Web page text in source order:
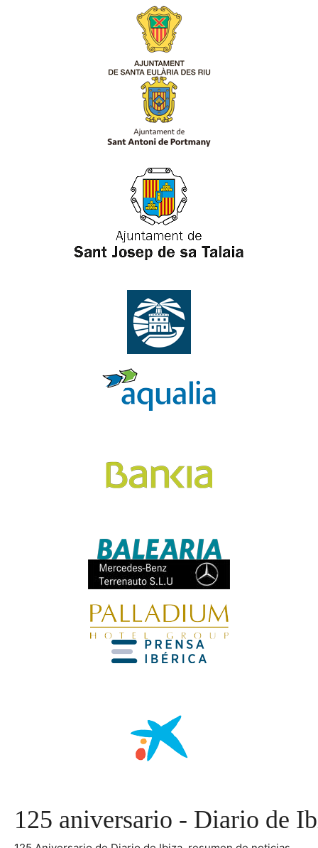
125 aniversario - Diario de